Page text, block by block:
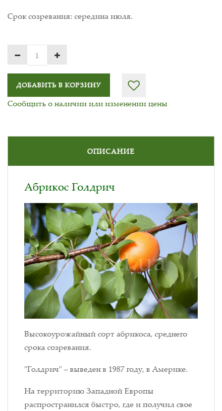
Срок созревания: середина июля.
ДОБАВИТЬ В КОРЗИНУ
Сообщить о наличии или изменении цены
ОПИСАНИЕ
Абрикос Голдрич
Высокоурожайный сорт абрикоса, среднего
срока созревания.
"Голдрич" – выведен в 1987 году, в Америке.
На территорию Западной Европы
распространился быстро, где и получил свое